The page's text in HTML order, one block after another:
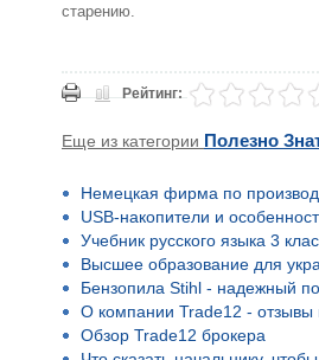
старению.
Рейтинг:
Еще из категории Полезно
Немецкая фирма по
USB-накопители и
Учебник русского языка 3
Высшее образование для
Бензопила Stihl - надежный
О компании Trade12 - отзывы
Обзор Trade12 брокера